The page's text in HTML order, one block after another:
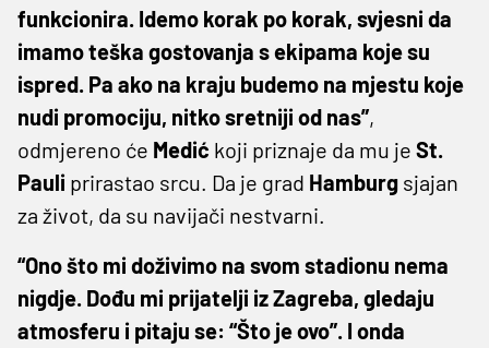
funkcionira. Idemo korak po korak, svjesni da
imamo teška gostovanja s ekipama koje su
ispred. Pa ako na kraju budemo na mjestu koje
nudi promociju, nitko sretniji od nas”,
odmjereno će Medić koji priznaje da mu je St.
Pauli prirastao srcu. Da je grad Hamburg sjajan
za život, da su navijači nestvarni.
“Ono što mi doživimo na svom stadionu nema
nigdje. Dođu mi prijatelji iz Zagreba, gledaju
atmosferu i pitaju se: “Što je ovo”. I onda